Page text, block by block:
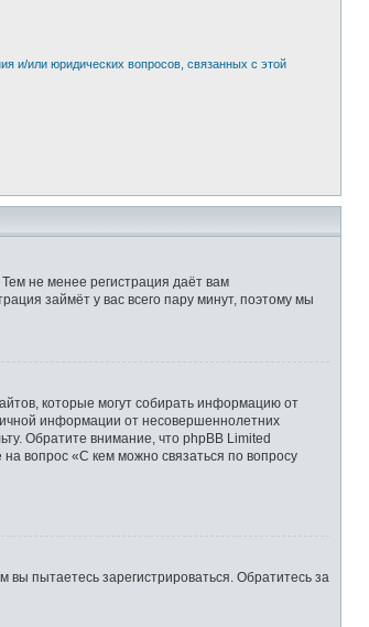
и/или юридических вопросов, связанных с этой
не менее регистрация даёт вам
займёт у вас всего пару минут, поэтому мы
которые могут собирать информацию от
информации от несовершеннолетних
Обратите внимание, что phpBB Limited
вопрос «С кем можно связаться по вопросу
пытаетесь зарегистрироваться. Обратитесь за